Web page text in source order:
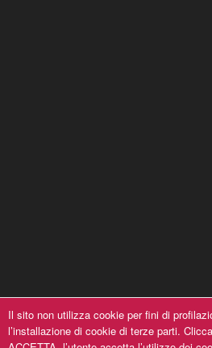
A Cantin-à du Pusu © 2019, All
Il sito non utilizza cookie per fini di
l’installazione di cookie di terze parti.